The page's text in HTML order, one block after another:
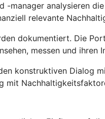
manager analysieren
relevante
dokumentiert. Die
messen und ihren
konstruktiven Dialog
mit